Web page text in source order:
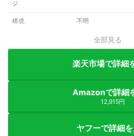
ジ
構成. 不明
全部見る
楽天市場で詳細
Amazonで詳細
12,915円
ヤフーで詳細